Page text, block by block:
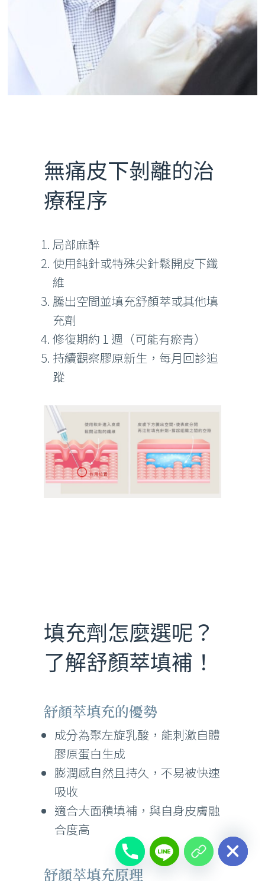
無痛皮下剝離的治
療程序
局部麻醉
使用鈍針或特殊尖針鬆開皮下纖
維
騰出空間並填充舒顏萃或其他填
充劑
修復期約 1 週（可能有瘀青）
持續觀察膠原新生，每月回診追
蹤
填充劑怎麼選呢？
了解舒顏萃填補！
舒顏萃填充的優勢
成分為聚左旋乳酸，能刺激自體
膠原蛋白生成
膨潤感自然且持久，不易被快速
吸收
適合大面積填補，與自身皮膚融
合度高
舒顏萃填充原理